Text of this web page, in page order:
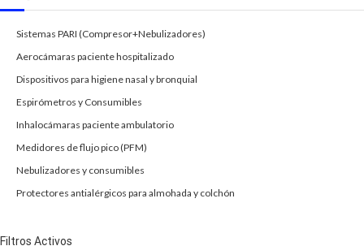
Sistemas PARI (Compresor+Nebulizadores)
Aerocámaras paciente hospitalizado
Dispositivos para higiene nasal y bronquial
Espirómetros y Consumibles
Inhalocámaras paciente ambulatorio
Medidores de flujo pico (PFM)
Nebulizadores y consumibles
Protectores antialérgicos para almohada y colchón
Filtros Activos